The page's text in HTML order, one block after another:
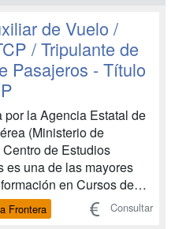
de Vuelo /
/ Tripulante de
Pasajeros - Título
por la Agencia Estatal de
(Ministerio de
de Estudios
es una de las mayores
en Cursos de
Cabina de Pasajeros y
de Operaciones
Frontera Consultar